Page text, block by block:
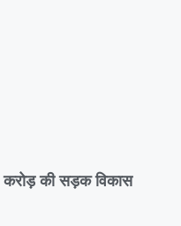
करोड़ की सड़क विकास